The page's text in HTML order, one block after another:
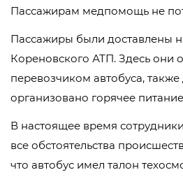
Пассажирам медпомощь не
Пассажиры были доставлены
Кореновского АТП. Здесь они
перевозчиком автобуса, также
организовано горячее
В настоящее время
все обстоятельства
что автобус имел талон